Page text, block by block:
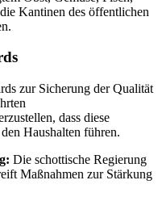
Kantinen des öffentlichen
zur Sicherung der Qualität
dass diese
Haushalten führen.
Die schottische Regierung
Maßnahmen zur Stärkung